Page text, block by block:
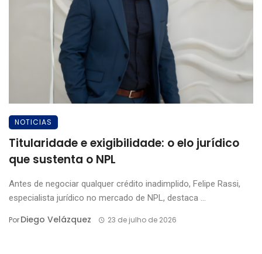
NOTICIAS
Titularidade e exigibilidade: o elo jurídico
que sustenta o NPL
Antes de negociar qualquer crédito inadimplido, Felipe Rassi,
especialista jurídico no mercado de NPL, destaca ...
PorDiego Velázquez 23 de julho de 2026